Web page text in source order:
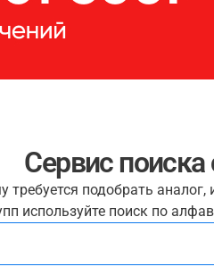
Сервис
требуется подобрать
используйте поиск по